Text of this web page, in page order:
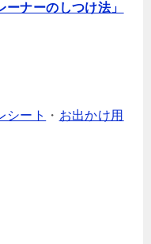
ナーのしつけ法」
シート ・ お出かけ用